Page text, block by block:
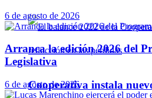
Cooperativa instala
6 de agosto de 2026
Arranca la edición 2026 del
Legislativa
6 de agosto de 2026